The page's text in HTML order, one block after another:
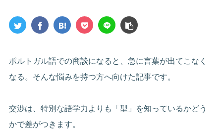
ポルトガル語での商談になると、急に言葉が出てこなく
なる。そんな悩みを持つ方へ向けた記事です。
交渉は、特別な語学力よりも「型」を知っているかどう
かで差がつきます。